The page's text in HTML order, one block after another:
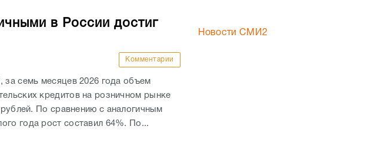
в России достиг
Комментарии
за семь месяцев 2026 года объем
кредитов на розничном рынке
рублей. По сравнению с аналогичным
года рост составил 64%. По...
Новости СМИ2